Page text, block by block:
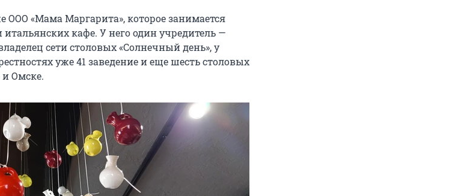
ООО «Мама Маргарита», которое занимается
кафе. У него один учредитель —
сети столовых «Солнечный день», у
уже 41 заведение и еще шесть столовых
и Омске.